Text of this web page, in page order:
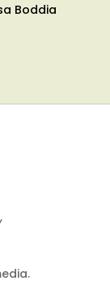
Boddia